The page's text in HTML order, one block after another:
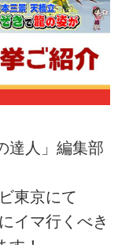
達人」編集部
東京にて
イマ行くべき